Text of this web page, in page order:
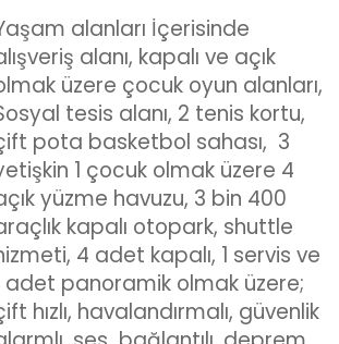
alanları İçerisinde
alanı, kapalı ve açık
üzere çocuk oyun alanları,
tesis alanı, 2 tenis kortu,
pota basketbol sahası, 3
1 çocuk olmak üzere 4
yüzme havuzu, 3 bin 400
kapalı otopark, shuttle
4 adet kapalı, 1 servis ve
adet panoramik olmak üzere;
hızlı, havalandırmalı, güvenlik